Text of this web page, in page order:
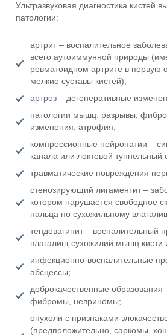
Ультразвуковая диагностика кистей
патологии:
артрит – воспалительное
всего аутоиммунной природы
ревматоидном артрите в первую
мелкие суставы кистей);
артроз – дегенеративные
патологии мышц: разрывы,
изменения, атрофия;
компрессионные нейропатии –
канала или локтевой туннельный
травматические повреждения
стенозирующий лигаментит –
котором нарушается свободное
пальца по сухожильному
тендовагинит – воспалительный
влагалищ сухожилий мышц кисти
инфекционно-воспалительные
абсцессы;
доброкачественные образования
фибромы, невриномы;
опухоли с признаками
(предположительно, саркомы,